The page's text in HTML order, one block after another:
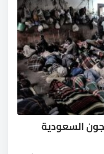
السعودية